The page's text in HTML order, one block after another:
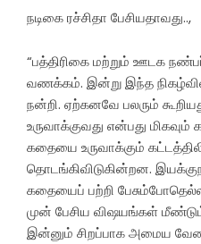
நடிகை ரச்சிதா பேசியதாவது..,
“பத்திரிகை மற்றும் ஊடக
வணக்கம். இன்று இந்த
நன்றி. ஏற்கனவே பலரும்
உருவாக்குவது என்பது
கதையை உருவாக்கும்
தொடங்கிவிடுகின்றன.
கதையைப் பற்றி
முன் பேசிய விஷயங்கள்
இன்னும் சிறப்பாக அமைய